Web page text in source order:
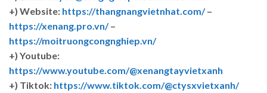
+) Website: https://thangnangvietnhat.com/–
https://xenang.pro.vn/–
https://moitruongcongnghiep.vn/
+) Youtube:
https://www.youtube.com/@xenangtayvietxanh
+) Tiktok: https://www.tiktok.com/@ctysxvietxanh/